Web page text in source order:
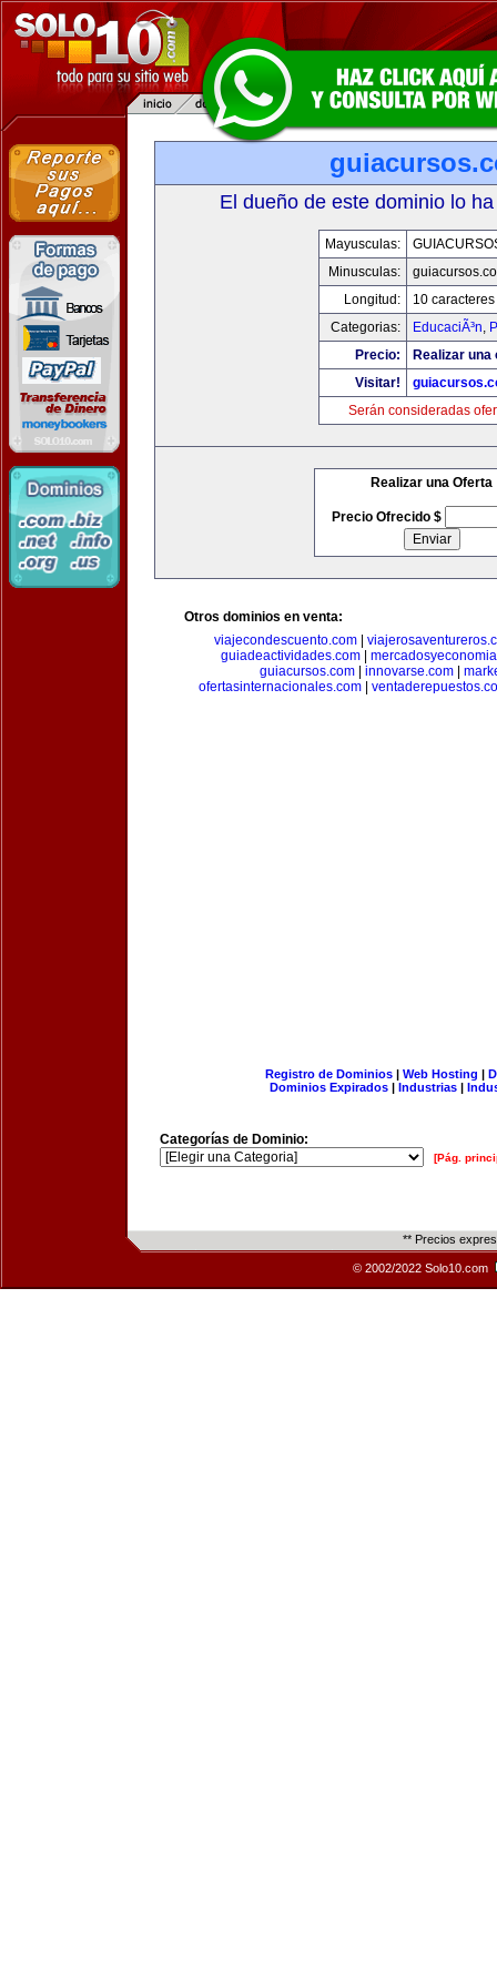
El dueño de este dominio lo
Mayusculas:
Minusculas:
Longitud:
10 caracteres
Categorias:
EducaciÃ³n,
Precio:
Realizar una
Visitar!
Serán consideradas
Realizar una Oferta
Precio Ofrecido $
Otros dominios en venta:
viajecondescuento.com
guiadeactividades.com|
guiacursos.com| innovarse.com|
ofertasinternacionales.com|
Registro de Dominios| Web Hosting |
Dominios Expirados | Industrias |
Categorías de Dominio:
[Pág.
** Precios
© 2002/2022 Solo10.com